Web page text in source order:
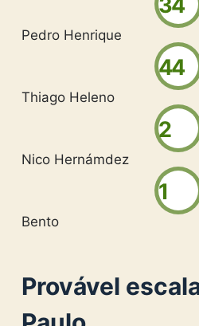
Pedro Henrique
44
Thiago Heleno
2
Nico Hernámdez
1
Bento
Provável